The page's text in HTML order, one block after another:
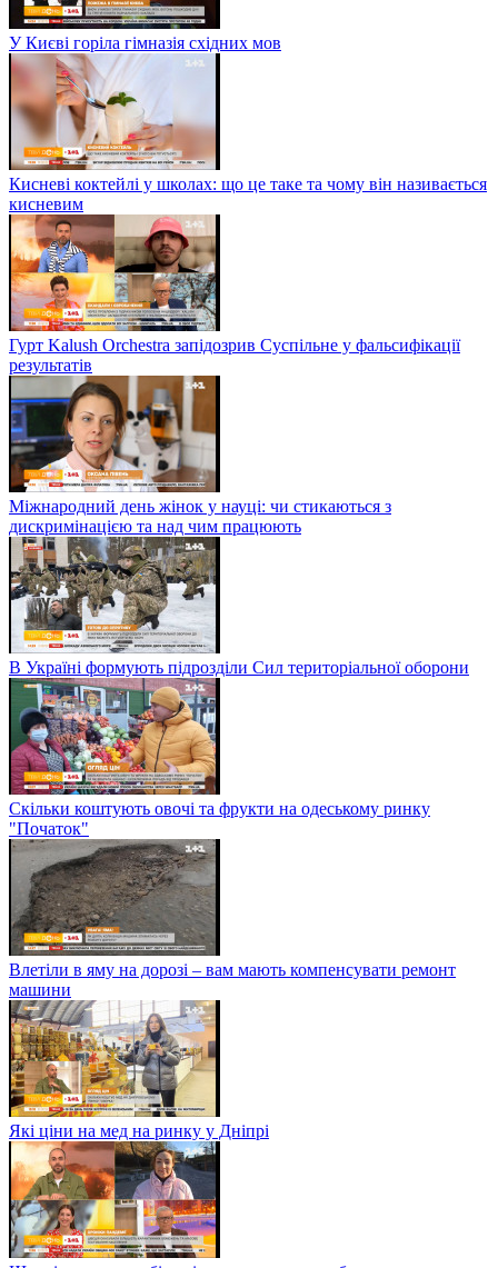
У Києві горіла гімназія східних мов
Кисневі коктейлі у школах: що це таке та чому він називається
кисневим
Гурт Kalush Orchestra запідозрив Суспільне у фальсифікації
результатів
Міжнародний день жінок у науці: чи стикаються з
дискримінацією та над чим працюють
В Україні формують підрозділи Сил територіальної оборони
Скільки коштують овочі та фрукти на одеському ринку
"Початок"
Влетіли в яму на дорозі – вам мають компенсувати ремонт
машини
Які ціни на мед на ринку у Дніпрі